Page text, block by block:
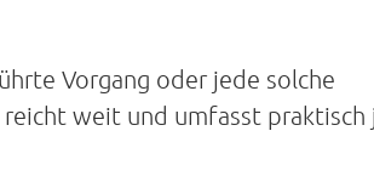
Vorgang oder jede solche
weit und umfasst praktisch